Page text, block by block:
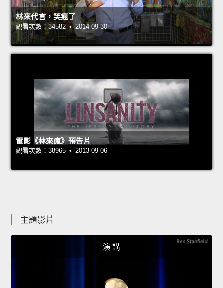
林來代言，笑瘋了
觀看次數：34582 • 2014-09-30
電影《林來瘋》預告片
觀看次數：38965 • 2013-09-06
主題影片
演 講